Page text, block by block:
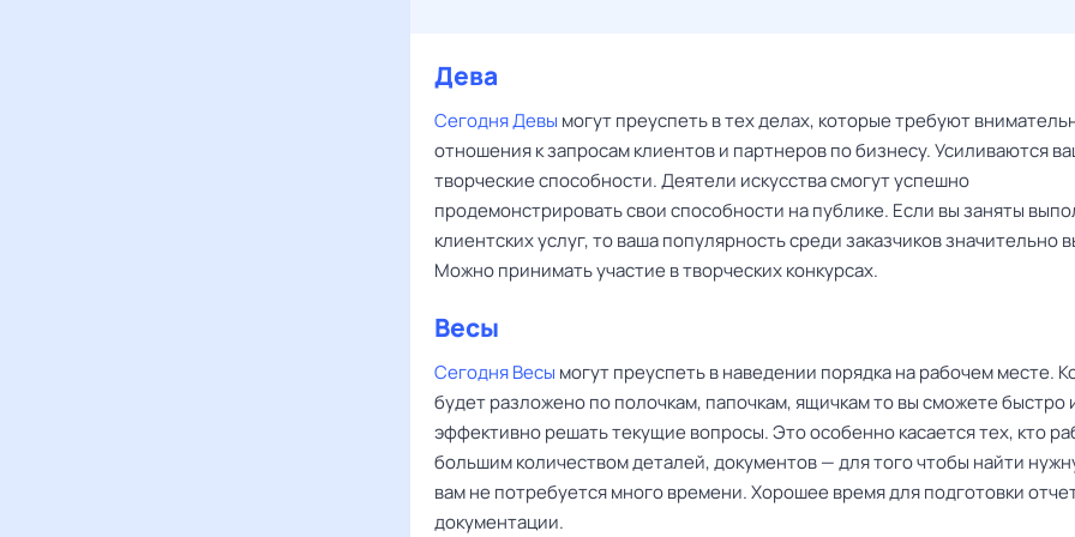
Дева
Сегодня Девы могут преуспеть в тех делах, которые требуют
отношения к запросам клиентов и партнеров по бизнесу. Усиливаются
творческие способности. Деятели искусства смогут успешно
продемонстрировать свои способности на публике. Если вы заняты
клиентских услуг, то ваша популярность среди заказчиков значительно
Можно принимать участие в творческих конкурсах.
Весы
Сегодня Весы могут преуспеть в наведении порядка на рабочем месте.
будет разложено по полочкам, папочкам, ящичкам то вы сможете быстро
эффективно решать текущие вопросы. Это особенно касается тех, кто
большим количеством деталей, документов — для того чтобы найти
вам не потребуется много времени. Хорошее время для подготовки
документации.